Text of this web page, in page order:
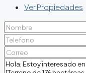
Ver Propiedades